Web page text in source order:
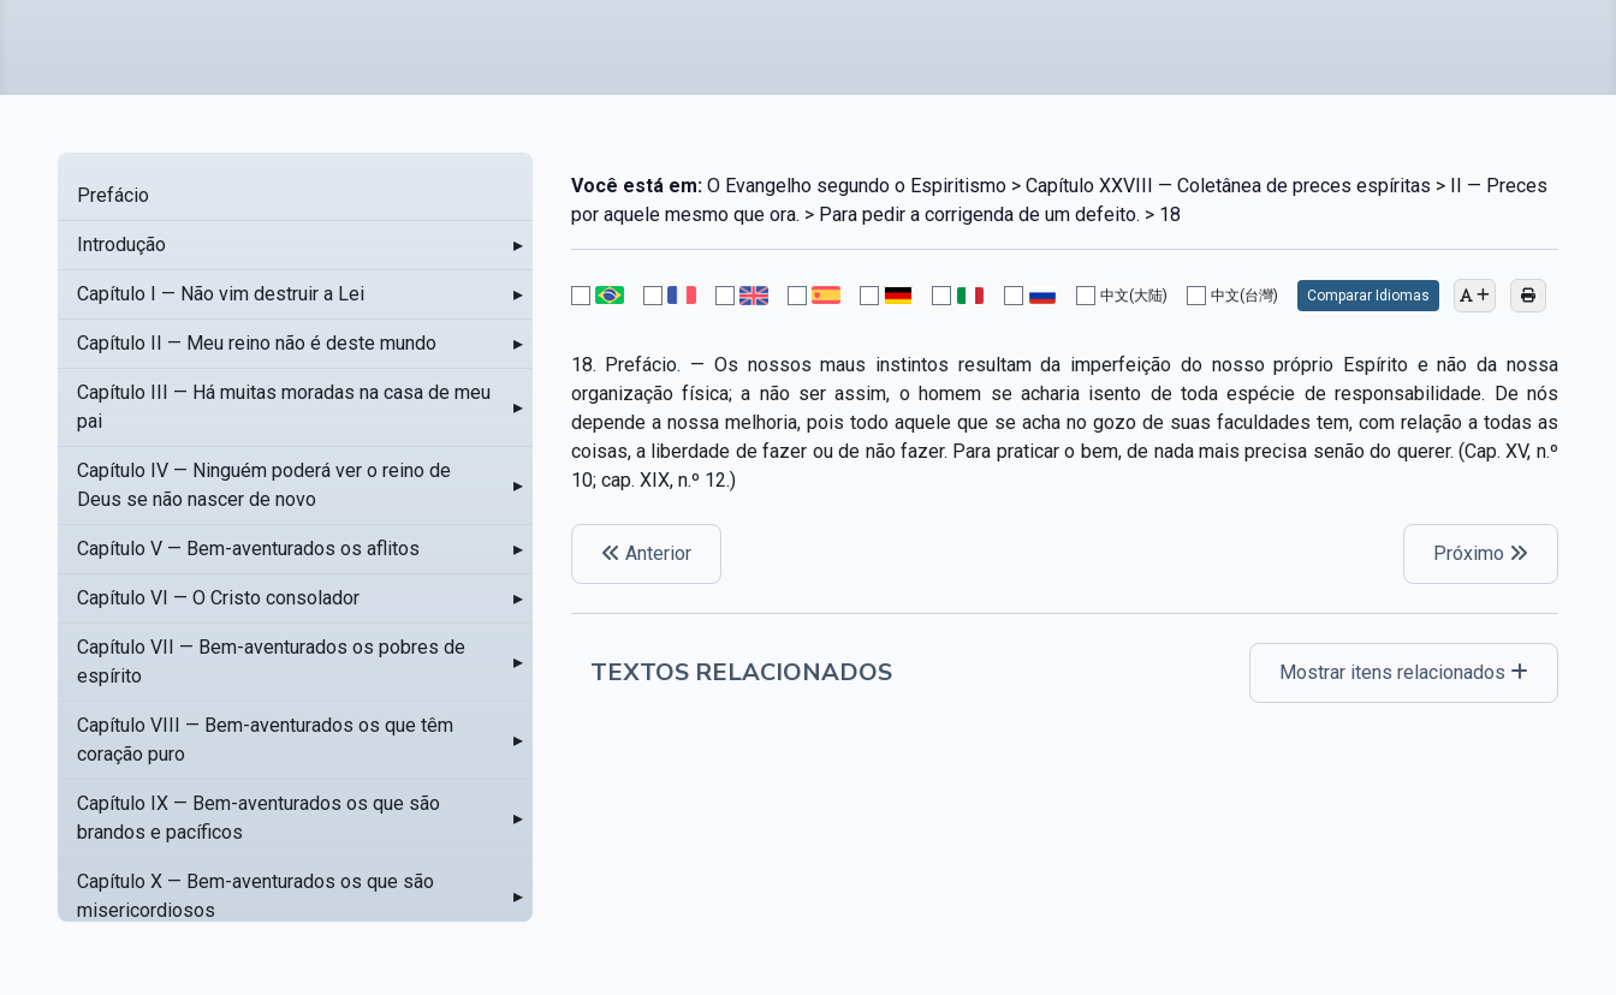
Prefácio
Introdução ▸
Capítulo I — Não vim destruir a Lei ▸
Capítulo II — Meu reino não é deste mundo ▸
Capítulo III — Há muitas moradas na casa de meu
pai
▸
Capítulo IV — Ninguém poderá ver o reino de
Deus se não nascer de novo
▸
Capítulo V — Bem-aventurados os aflitos ▸
Capítulo VI — O Cristo consolador ▸
Capítulo VII — Bem-aventurados os pobres de
espírito
▸
Capítulo VIII — Bem-aventurados os que têm
coração puro
▸
Capítulo IX — Bem-aventurados os que são
brandos e pacíficos
▸
Capítulo X — Bem-aventurados os que são
misericordiosos
▸
Você está em:O Evangelho segundo o Espiritismo > Capítulo XXVIII — Coletânea de preces espíritas > II — Preces
por aquele mesmo que ora. > Para pedir a corrigenda de um defeito. > 18
中文(大陆) 中文(台灣) Comparar Idiomas
18. Prefácio. — Os nossos maus instintos resultam da imperfeição do nosso próprio Espírito e não da nossa
organização física; a não ser assim, o homem se acharia isento de toda espécie de responsabilidade. De nós
depende a nossa melhoria, pois todo aquele que se acha no gozo de suas faculdades tem, com relação a todas as
coisas, a liberdade de fazer ou de não fazer. Para praticar o bem, de nada mais precisa senão do querer. (Cap. XV, n.º
10; cap. XIX, n.º 12.)
Anterior Próximo
TEXTOS RELACIONADOS Mostrar itens relacionados